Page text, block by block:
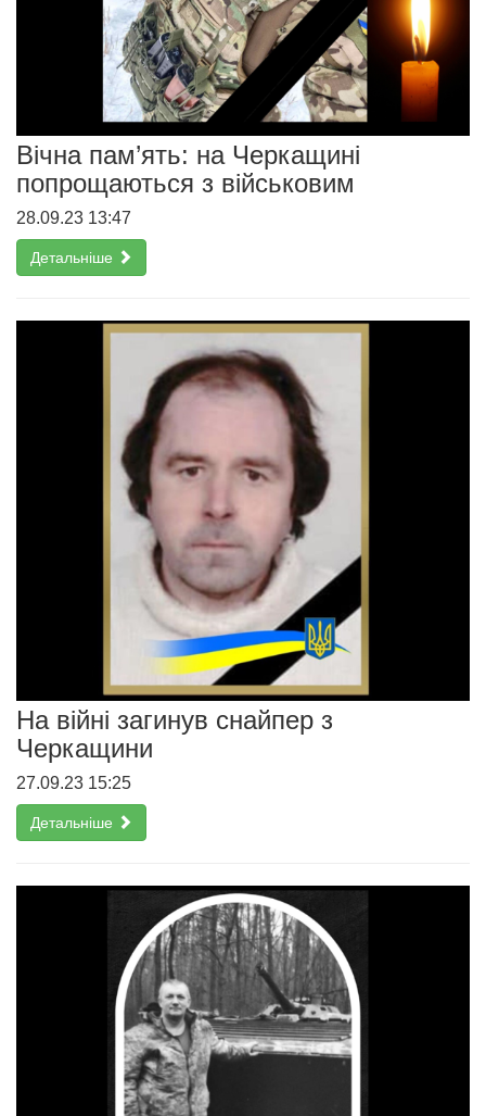
Вічна пам’ять: на Черкащині
попрощаються з військовим
28.09.23 13:47
Детальніше
На війні загинув снайпер з
Черкащини
27.09.23 15:25
Детальніше